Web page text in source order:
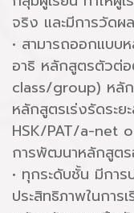
จริง และมีการวัด
• สามารถออกแบบ
อาธิ หลักสูตรตัวต่
class/group) หลัก
หลักสูตรเร่งรัดระ
HSK/PAT/a-net
การพัฒนาหลักสูตร
• ทุกระดับชั้น มีการ
ประสิทธิภาพในการ